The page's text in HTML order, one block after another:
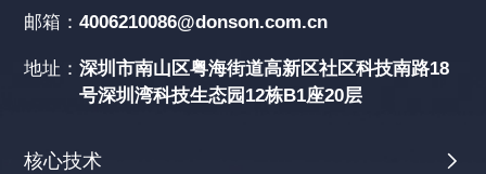
邮箱：4006210086@donson.com.cn
地址：深圳市南山区粤海街道高新区社区科技南路18
号深圳湾科技生态园12栋B1座20层
核心技术